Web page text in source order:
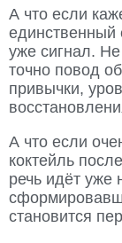
А что если
единственный
уже сигнал.
точно повод
привычки,
А что если
коктейль
речь идёт уже
становится